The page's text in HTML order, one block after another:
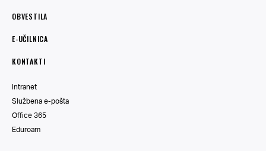
OBVESTILA
E-UČILNICA
KONTAKTI
Intranet
Službena e-pošta
Office 365
Eduroam